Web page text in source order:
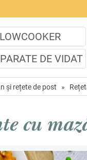
DE VIDAT
și rețete de post »
cu